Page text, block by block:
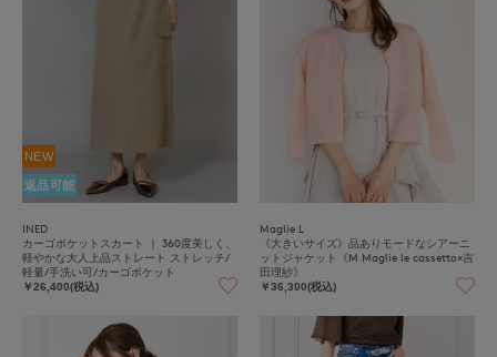
NEW
返品可能
INED
カーゴポケットスカート ｜ 360度美しく、
軽やかな大人上品ストレート ストレッチ/
軽量/手洗い可/カーゴポケット
￥26,400(税込)
Maglie L
《大きいサイズ》品ありモードなシアーニ
ットジャケット《M Maglie le cassetto×吉
田理紗》
￥36,300(税込)